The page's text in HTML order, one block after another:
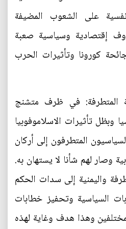
على الشعوب المضيفة
إقتصادية وسياسية صعبة
كورونا وتأثيرات الحرب
المتطرفة: في ظرف متشنج
وبظل تأثيرات الاسلاموفوبيا
المتطرفون إلى أركان
وصار لهم شأنا لا يستهان به.
واليمنية إلى سدات الحكم
السياسية وتحفيز خطابات
وهذا هدف وغاية لهذه